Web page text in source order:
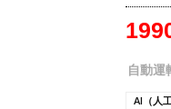
自動運
AI（人